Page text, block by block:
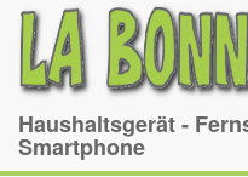
Haushaltsgerät -
Smartphone